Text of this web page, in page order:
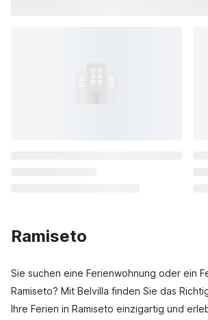
Ramiseto
Sie suchen eine Ferienwohnung oder ein
Ramiseto? Mit Belvilla finden Sie das
Ihre Ferien in Ramiseto einzigartig und